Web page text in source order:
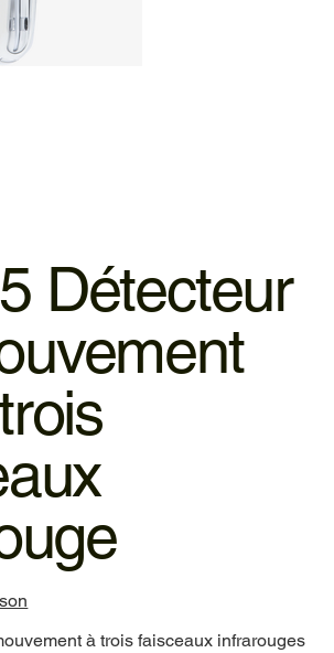
Détecteur
à trois faisceaux infrarouges